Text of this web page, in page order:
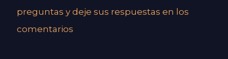
preguntas y deje sus respuestas en los
comentarios